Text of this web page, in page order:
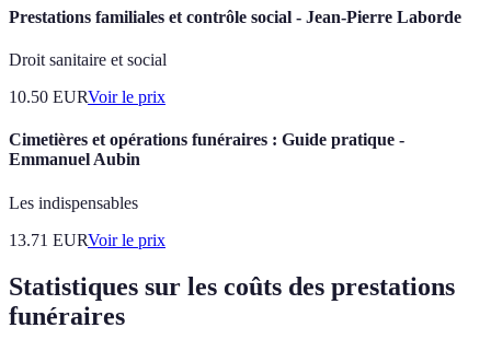
Prestations familiales et contrôle social - Jean-Pierre Laborde
Droit sanitaire et social
10.50 EURVoir le prix
Cimetières et opérations funéraires : Guide pratique -
Emmanuel Aubin
Les indispensables
13.71 EURVoir le prix
Statistiques sur les coûts des prestations
funéraires